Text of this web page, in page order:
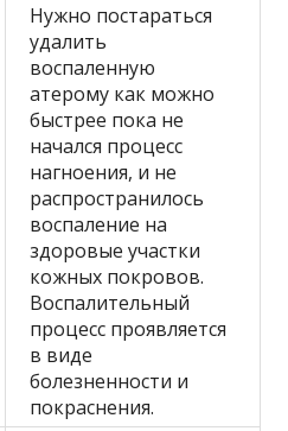
Нужно постараться
удалить
воспаленную
атерому как можно
быстрее пока не
начался процесс
нагноения, и не
распространилось
воспаление на
здоровые участки
кожных покровов.
Воспалительный
процесс проявляется
в виде
болезненности и
покраснения.